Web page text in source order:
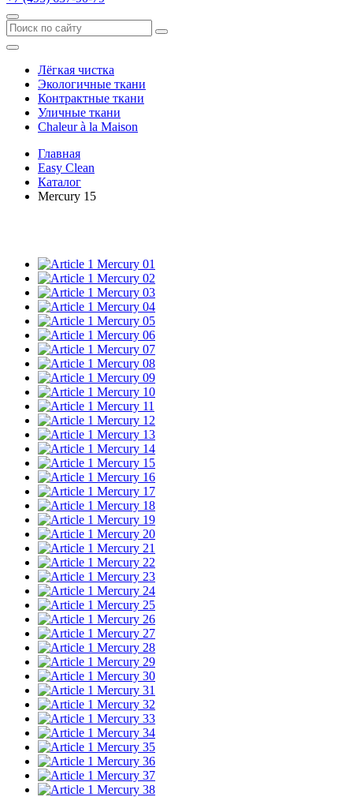
Лёгкая чистка
Экологичные ткани
Контрактные ткани
Уличные ткани
Сhaleur à la Maison
Главная
Easy Clean
Каталог
Mercury 15
Mercury 01
Mercury 02
Mercury 03
Mercury 04
Mercury 05
Mercury 06
Mercury 07
Mercury 08
Mercury 09
Mercury 10
Mercury 11
Mercury 12
Mercury 13
Mercury 14
Mercury 15
Mercury 16
Mercury 17
Mercury 18
Mercury 19
Mercury 20
Mercury 21
Mercury 22
Mercury 23
Mercury 24
Mercury 25
Mercury 26
Mercury 27
Mercury 28
Mercury 29
Mercury 30
Mercury 31
Mercury 32
Mercury 33
Mercury 34
Mercury 35
Mercury 36
Mercury 37
Mercury 38